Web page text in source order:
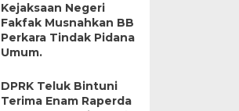
Kejaksaan Negeri
Fakfak Musnahkan BB
Perkara Tindak Pidana
Umum.
DPRK Teluk Bintuni
Terima Enam Raperda